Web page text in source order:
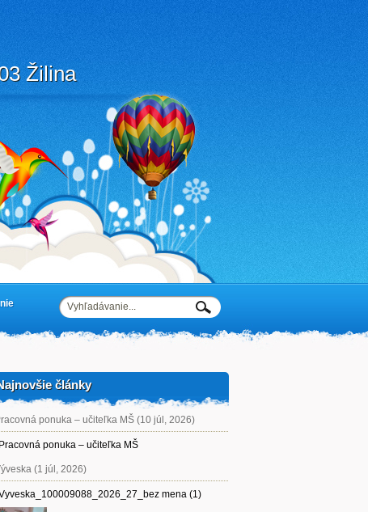
Žilina
články
ponuka – učiteľka MŠ (10 júl, 2026)
Pracovná ponuka – učiteľka MŠ
(1 júl, 2026)
mena (1)